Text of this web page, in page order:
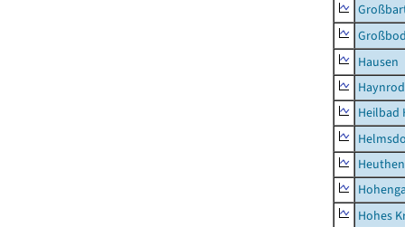
Hausen
Heilbad
Heuthen
Hohes